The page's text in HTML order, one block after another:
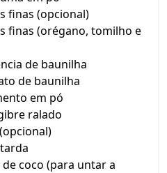
finas (opcional)
finas (orégano, tomilho e
de baunilha
de baunilha
em pó
ralado
coco (para untar a